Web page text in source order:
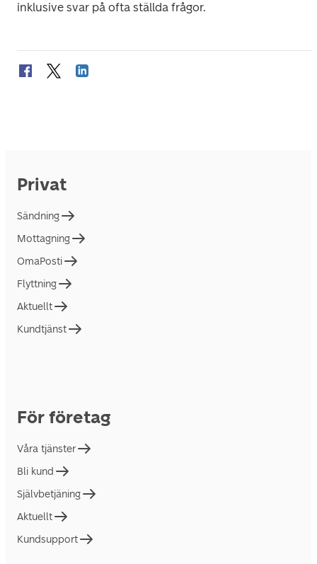
inklusive svar på ofta ställda frågor.
Privat
Sändning
Mottagning
OmaPosti
Flyttning
Aktuellt
Kundtjänst
För företag
Våra tjänster
Bli kund
Självbetjäning
Aktuellt
Kundsupport